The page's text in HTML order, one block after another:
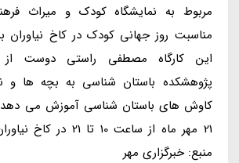
مربوط به نمایشگاه کودک و میراث
مناسبت روز جهانی کودک در کاخ نیاوران
این کارگاه مصطفی راستی دوست از
پژوهشکده باستان شناسی به بچه ها و
کاوش های باستان شناسی آموزش می دهد.
21 مهر ماه از ساعت 10
منبع: خبرگزاری مهر